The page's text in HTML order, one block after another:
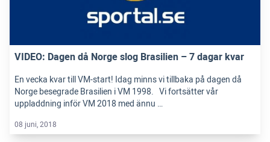
VIDEO: Dagen då Norge slog Brasilien – 7 dagar kvar
En vecka kvar till VM-start! Idag minns vi tillbaka på dagen då
Norge besegrade Brasilien i VM 1998. Vi fortsätter vår
uppladdning inför VM 2018 med ännu …
08 juni, 2018